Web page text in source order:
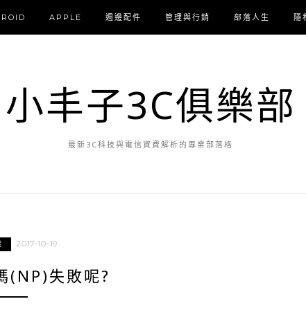
APPLE 週邊配件 管理與行銷 部落人生 隱
小丰子3C俱樂部
最新3C科技與電信資費解析的專業部落格
2017-10-19
(NP)失敗呢?